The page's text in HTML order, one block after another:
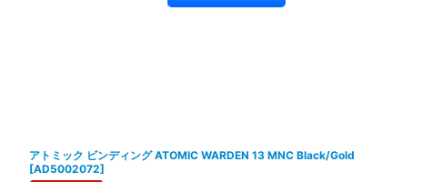
アトミック ビンディング ATOMIC WARDEN 13 MNC Black/Gold
[AD5002072]